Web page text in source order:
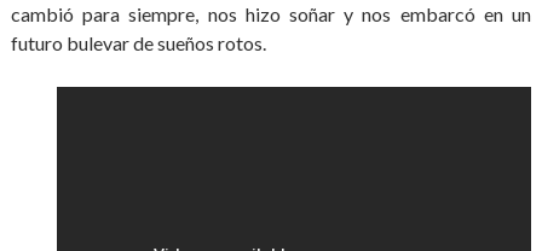
cambió para siempre, nos hizo soñar y nos embarcó en un
futuro bulevar de sueños rotos.